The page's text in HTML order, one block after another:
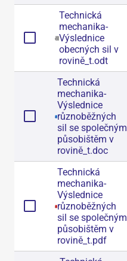
Technická
mechanika-
Výslednice
obecných sil v
rovině_t.odt
Technická
mechanika-
Výslednice
různoběžných
sil se společným
působištěm v
rovině_t.doc
Technická
mechanika-
Výslednice
různoběžných
sil se společným
působištěm v
rovině_t.pdf